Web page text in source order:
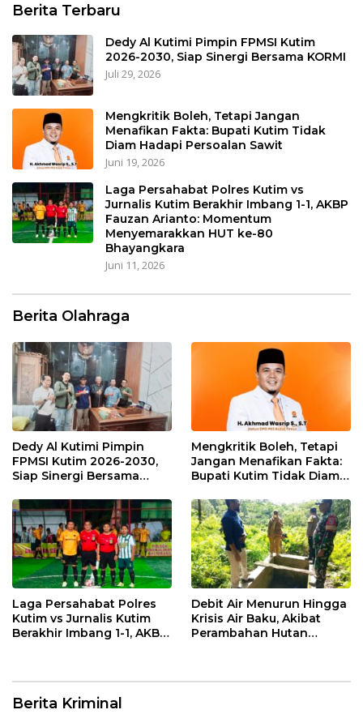
Berita Terbaru
Dedy Al Kutimi Pimpin FPMSI Kutim
2026-2030, Siap Sinergi Bersama KORMI
Juli 29, 2026
Mengkritik Boleh, Tetapi Jangan
Menafikan Fakta: Bupati Kutim Tidak
Diam Hadapi Persoalan Sawit
Juni 19, 2026
Laga Persahabat Polres Kutim vs
Jurnalis Kutim Berakhir Imbang 1-1, AKBP
Fauzan Arianto: Momentum
Menyemarakkan HUT ke-80
Bhayangkara
Juni 11, 2026
Berita Olahraga
Dedy Al Kutimi Pimpin
FPMSI Kutim 2026-2030,
Siap Sinergi Bersama
Mengkritik Boleh, Tetapi
Jangan Menafikan Fakta:
Bupati Kutim Tidak Diam
Laga Persahabat Polres
Kutim vs Jurnalis Kutim
Berakhir Imbang 1-1, AKBP
Debit Air Menurun Hingga
Krisis Air Baku, Akibat
Perambahan Hutan
Berita Kriminal